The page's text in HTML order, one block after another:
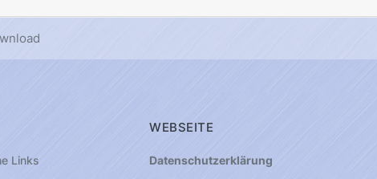
Links
WEBSEITE
Datenschutzerklärung